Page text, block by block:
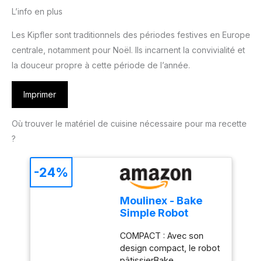
L’info en plus
Les Kipfler sont traditionnels des périodes festives en Europe
centrale, notamment pour Noël. Ils incarnent la convivialité et
la douceur propre à cette période de l’année.
Imprimer
Où trouver le matériel de cuisine nécessaire pour ma recette
?
Moulinex - Bake
Simple Robot
fouet, batteur et
crochet
COMPACT : Avec son
design compact, le robot
-24%